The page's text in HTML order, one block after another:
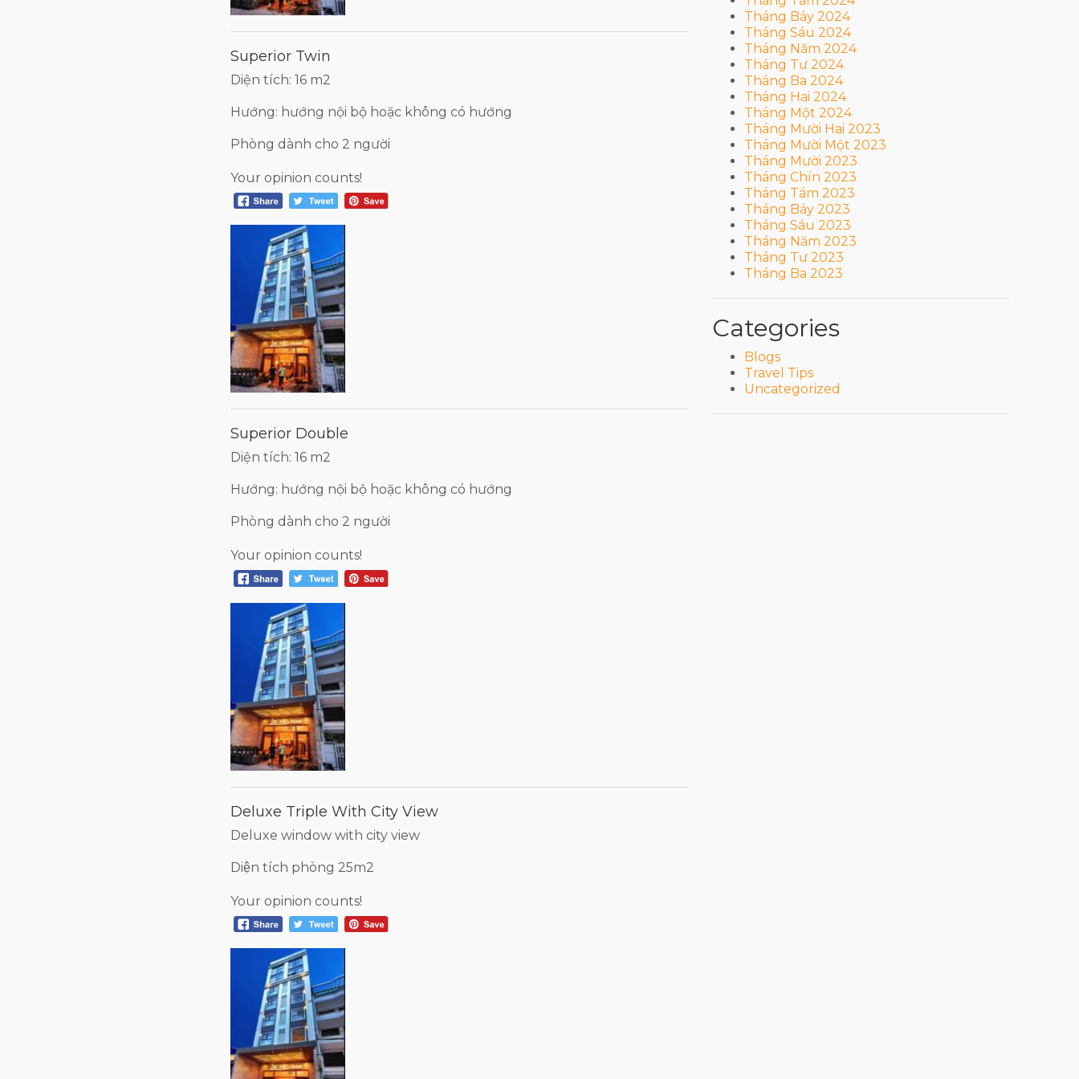
Superior Twin
Diện tích: 16 m2
Hướng: hướng nội bộ hoặc không có hướng
Phòng dành cho 2 người
Your opinion counts!
Superior Double
Diện tích: 16 m2
Hướng: hướng nội bộ hoặc không có hướng
Phòng dành cho 2 người
Your opinion counts!
Deluxe Triple With City View
Deluxe window with city view
Diện tích phòng 25m2
Your opinion counts!
Tháng Bảy 2024
Tháng Sáu 2024
Tháng Năm 2024
Tháng Tư 2024
Tháng Ba 2024
Tháng Hai 2024
Tháng Một 2024
Tháng Mười Hai 2023
Tháng Mười Một 2023
Tháng Mười 2023
Tháng Chín 2023
Tháng Tám 2023
Tháng Bảy 2023
Tháng Sáu 2023
Tháng Năm 2023
Tháng Tư 2023
Tháng Ba 2023
Categories
Blogs
Travel Tips
Uncategorized